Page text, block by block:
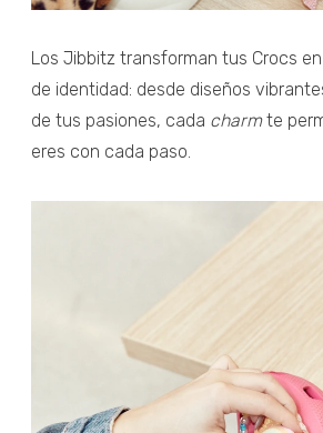
Los Jibbitz transforman tus Crocs
de identidad: desde diseños
de tus pasiones, cada charmte
eres con cada paso.